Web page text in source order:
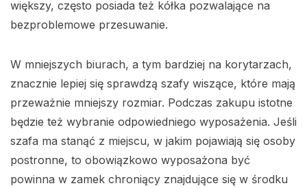
większy, często posiada też kółka pozwalające na
bezproblemowe przesuwanie.
W mniejszych biurach, a tym bardziej na korytarzach,
znacznie lepiej się sprawdzą szafy wiszące, które mają
przeważnie mniejszy rozmiar. Podczas zakupu istotne
będzie też wybranie odpowiedniego wyposażenia. Jeśli
szafa ma stanąć z miejscu, w jakim pojawiają się osoby
postronne, to obowiązkowo wyposażona być
powinna w zamek chroniący znajdujące się w środku